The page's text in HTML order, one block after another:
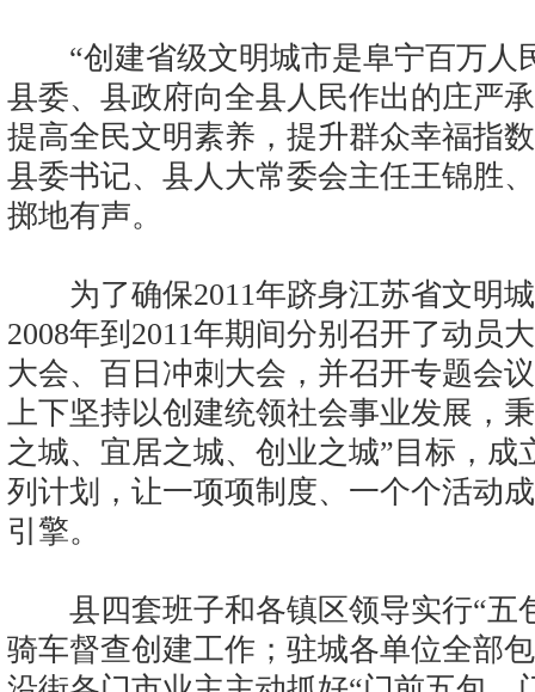
“创建省级文明城市是阜宁百万人
县委、县政府向全县人民作出的庄严
提高全民文明素养，提升群众幸福指
县委书记、县人大常委会主任王锦胜
掷地有声。
为了确保2011年跻身江苏省文明城
2008年到2011年期间分别召开了动员
大会、百日冲刺大会，并召开专题会
上下坚持以创建统领社会事业发展，
之城、宜居之城、创业之城”目标，成
列计划，让一项项制度、一个个活动
引擎。
县四套班子和各镇区领导实行“五
骑车督查创建工作；驻城各单位全部